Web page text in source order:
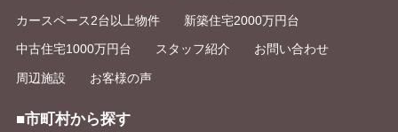
カースペース2台以上物件 新築住宅2000万円台
中古住宅1000万円台 スタッフ紹介 お問い合わせ
周辺施設 お客様の声
■市町村から探す